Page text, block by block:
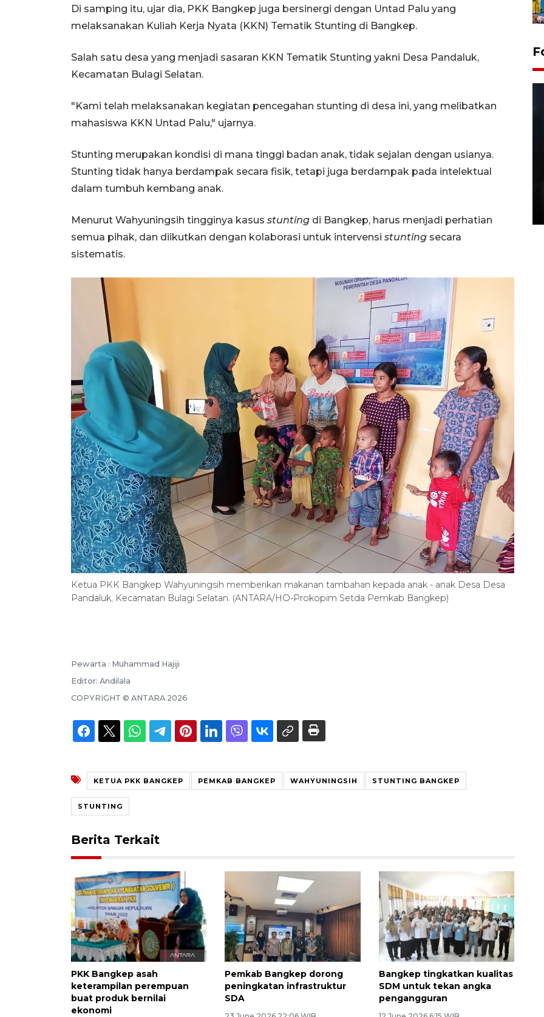
Di samping itu, ujar dia, PKK Bangkep juga bersinergi dengan Untad Palu yang
melaksanakan Kuliah Kerja Nyata (KKN) Tematik Stunting di Bangkep.
Salah satu desa yang menjadi sasaran KKN Tematik Stunting yakni Desa Pandaluk,
Kecamatan Bulagi Selatan.
"Kami telah melaksanakan kegiatan pencegahan stunting di desa ini, yang melibatkan
mahasiswa KKN Untad Palu," ujarnya.
Stunting merupakan kondisi di mana tinggi badan anak, tidak sejalan dengan usianya.
Stunting tidak hanya berdampak secara fisik, tetapi juga berdampak pada intelektual
dalam tumbuh kembang anak.
Menurut Wahyuningsih tingginya kasus stunting di Bangkep, harus menjadi perhatian
semua pihak, dan diikutkan dengan kolaborasi untuk intervensi stunting secara
sistematis.
Ketua PKK Bangkep Wahyuningsih memberikan makanan tambahan kepada anak - anak Desa Desa
Pandaluk, Kecamatan Bulagi Selatan. (ANTARA/HO-Prokopim Setda Pemkab Bangkep)
Pewarta : Muhammad Hajiji
Editor: Andilala
COPYRIGHT © ANTARA 2026
KETUA PKK BANGKEP PEMKAB BANGKEP WAHYUNINGSIH STUNTING BANGKEP
STUNTING
Berita Terkait
PKK Bangkep asah
keterampilan perempuan
buat produk bernilai
ekonomi
Pemkab Bangkep dorong
peningkatan infrastruktur
SDA
Bangkep tingkatkan kualitas
SDM untuk tekan angka
pengangguran
Layanan pembuatan SIM Baru